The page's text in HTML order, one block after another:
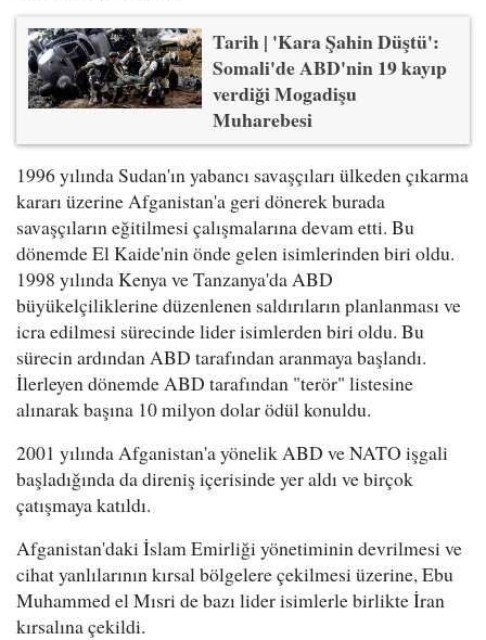
Tarih | 'Kara Şahin Düştü':
Somali'de ABD'nin 19 kayıp
verdiği Mogadişu
Muharebesi
1996 yılında Sudan'ın yabancı savaşçıları ülkeden çıkarma
kararı üzerine Afganistan'a geri dönerek burada
savaşçıların eğitilmesi çalışmalarına devam etti. Bu
dönemde El Kaide'nin önde gelen isimlerinden biri oldu.
1998 yılında Kenya ve Tanzanya'da ABD
büyükelçiliklerine düzenlenen saldırıların planlanması ve
icra edilmesi sürecinde lider isimlerden biri oldu. Bu
sürecin ardından ABD tarafından aranmaya başlandı.
İlerleyen dönemde ABD tarafından "terör" listesine
alınarak başına 10 milyon dolar ödül konuldu.
2001 yılında Afganistan'a yönelik ABD ve NATO işgali
başladığında da direniş içerisinde yer aldı ve birçok
çatışmaya katıldı.
Afganistan'daki İslam Emirliği yönetiminin devrilmesi ve
cihat yanlılarının kırsal bölgelere çekilmesi üzerine, Ebu
Muhammed el Mısri de bazı lider isimlerle birlikte İran
kırsalına çekildi.